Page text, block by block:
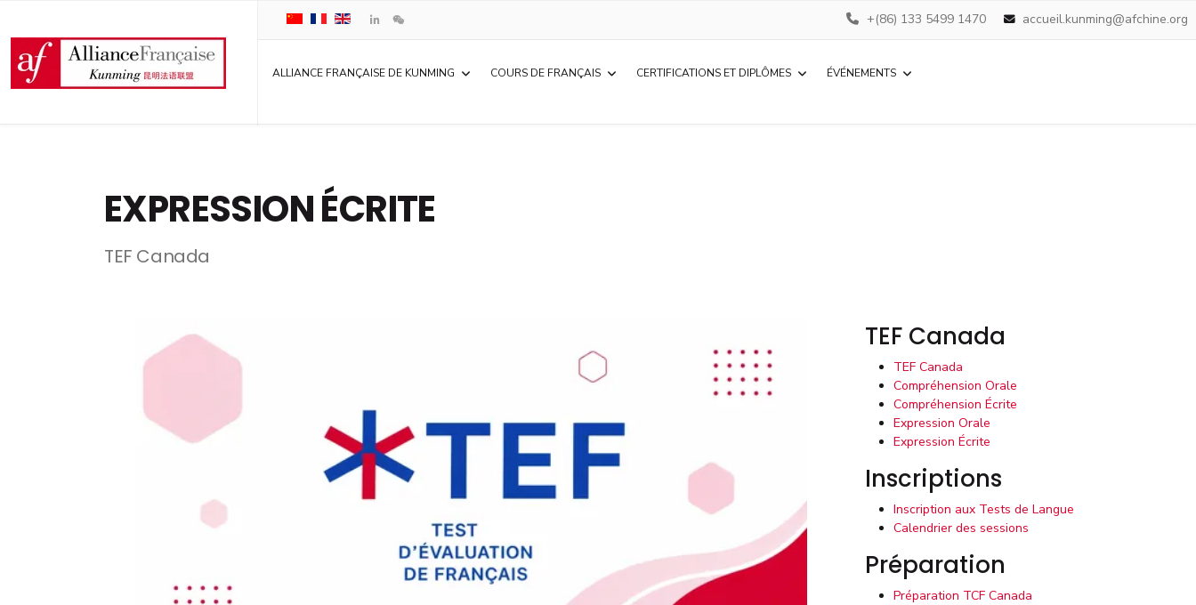
+(86) 133 5499 1470 accueil.kunming@afchine.org
ALLIANCE FRANÇAISE DE KUNMING COURS DE FRANÇAIS CERTIFICATIONS ET DIPLÔMES ÉVÉNEMENTS
EXPRESSION ÉCRITE
TEF Canada
TEF Canada
TEF Canada
Compréhension Orale
Compréhension Écrite
Expression Orale
Expression Écrite
Inscriptions
Inscription aux Tests de Langue
Calendrier des sessions
Préparation
Préparation TCF Canada